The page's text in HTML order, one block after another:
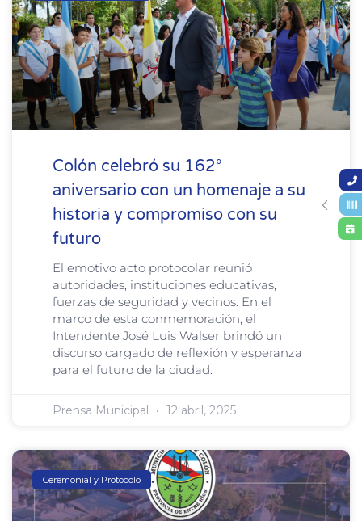
Colón celebró su 162°
aniversario con un homenaje a su
historia y compromiso con su
futuro
El emotivo acto protocolar reunió
autoridades, instituciones educativas,
fuerzas de seguridad y vecinos. En el
marco de esta conmemoración, el
Intendente José Luis Walser brindó un
discurso cargado de reflexión y esperanza
para el futuro de la ciudad.
Prensa Municipal 12 abril, 2025
Ceremonial y Protocolo